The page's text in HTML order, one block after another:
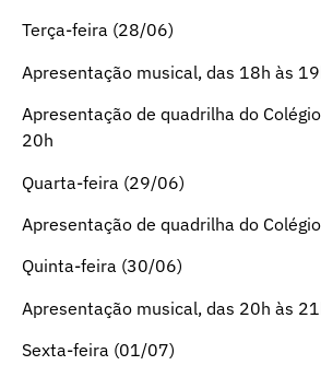
Terça-feira (28/06)
Apresentação musical, das 18h às
Apresentação de quadrilha do
20h
Quarta-feira (29/06)
Apresentação de quadrilha do
Quinta-feira (30/06)
Apresentação musical, das 20h às
Sexta-feira (01/07)